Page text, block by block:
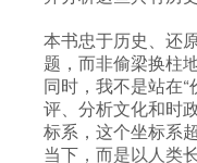
本书忠于历史、还
题，而非偷梁换柱
同时，我不是站在
评、分析文化和时
标系，这个坐标系
当下，而是以人类